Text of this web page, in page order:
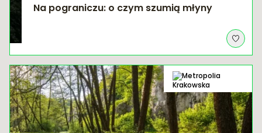
Na pograniczu: o czym szumią młyny